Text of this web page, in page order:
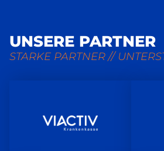
UNSERE PARTNER
STARKE PARTNER //